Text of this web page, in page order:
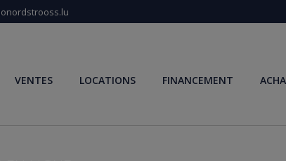
VENTES LOCATIONS FINANCEMENT